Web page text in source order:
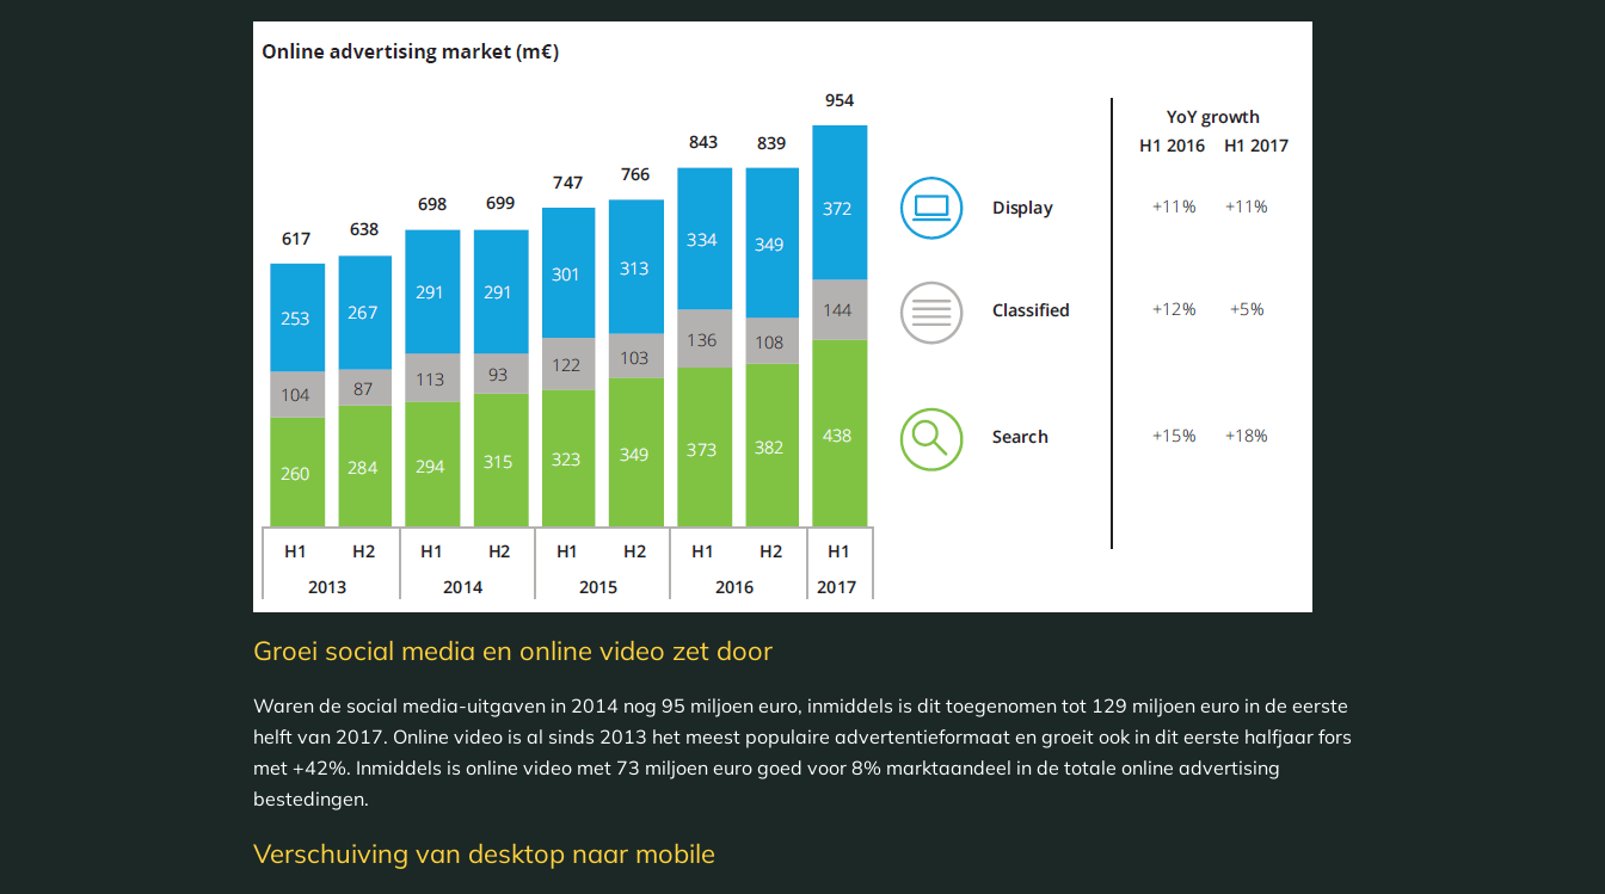
Groei social media en online video zet door
Waren de social media-uitgaven in 2014 nog 95 miljoen euro, inmiddels is dit toegenomen tot 129 miljoen euro in de eerste
helft van 2017. Online video is al sinds 2013 het meest populaire advertentieformaat en groeit ook in dit eerste halfjaar fors
met +42%. Inmiddels is online video met 73 miljoen euro goed voor 8% marktaandeel in de totale online advertising
bestedingen.
Verschuiving van desktop naar mobile